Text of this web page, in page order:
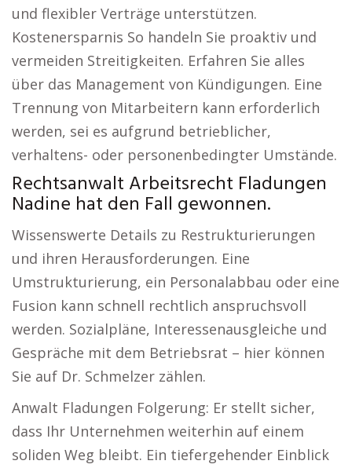
und flexibler Verträge unterstützen.
Kostenersparnis So handeln Sie proaktiv und
vermeiden Streitigkeiten. Erfahren Sie alles
über das Management von Kündigungen. Eine
Trennung von Mitarbeitern kann erforderlich
werden, sei es aufgrund betrieblicher,
verhaltens- oder personenbedingter Umstände.
Rechtsanwalt Arbeitsrecht Fladungen
Nadine hat den Fall gewonnen.
Wissenswerte Details zu Restrukturierungen
und ihren Herausforderungen. Eine
Umstrukturierung, ein Personalabbau oder eine
Fusion kann schnell rechtlich anspruchsvoll
werden. Sozialpläne, Interessenausgleiche und
Gespräche mit dem Betriebsrat – hier können
Sie auf Dr. Schmelzer zählen.
Anwalt Fladungen Folgerung: Er stellt sicher,
dass Ihr Unternehmen weiterhin auf einem
soliden Weg bleibt. Ein tiefergehender Einblick